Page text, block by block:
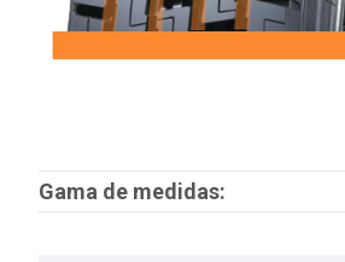
Gama de medidas: